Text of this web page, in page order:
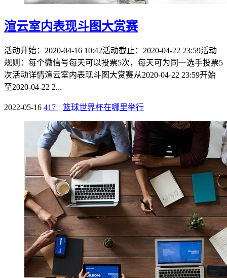
渲云室内表现斗图大赏赛
活动开始：2020-04-16 10:42活动截止：2020-04-22 23:59活动
规则：每个微信号每天可以投票5次，每天可为同一选手投票5
次活动详情渲云室内表现斗图大赏赛从2020-04-22 23:59开始
至2020-04-22 2...
2022-05-16 417 篮球世界杯在哪里举行